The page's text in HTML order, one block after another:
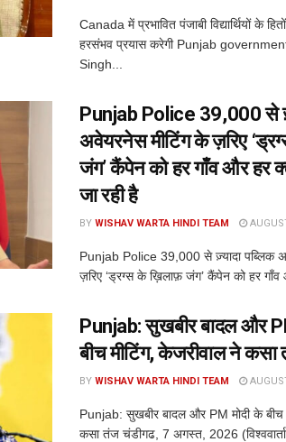
Canada में प्रभावित पंजाबी विद्यार्थियों के
हरसंभव प्रयास करेगी Punjab
Singh...
Punjab Police 39,000 से
अवेयरनेस मीटिंग के ज़रिए
जंग’ कैंपेन को हर गाँव और हर
जा रही है
BY WISHAV WARTA HINDI TEAM
Punjab Police 39,000 से ज़्यादा पब्लिक
ज़रिए ‘ड्रग्स के ख़िलाफ़ जंग’ कैंपेन को हर गाँव
Punjab: सुखबीर बादल और
बीच मीटिंग, केजरीवाल ने कसा
BY WISHAV WARTA HINDI TEAM
Punjab: सुखबीर बादल और PM मोदी के बीच
कसा तंज चंडीगढ, 7 अगस्त, 2026 (विश्ववार्ता)